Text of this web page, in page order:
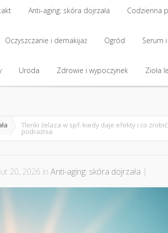
Anti-aging: skóra dojrzała
Anti-aging: skóra dojrzała
Codzienna
Codzienna
Oczyszczanie i demakijaż
Oczyszczanie i demakijaż
Ogród
Ogród
Serum
Serum
Uroda Zdrowie i wypoczynek Zioła
Tlenki żelaza w spf: kiedy daje efekty i co
podrażnia
20, 2026 in Anti-aging: skóra dojrzała |